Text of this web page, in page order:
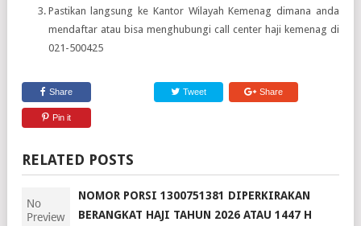
Pastikan langsung ke Kantor Wilayah Kemenag dimana anda
mendaftar atau bisa menghubungi call center haji kemenag di
021-500425
Share Tweet Share
Pin it
RELATED POSTS
NOMOR PORSI 1300751381 DIPERKIRAKAN
BERANGKAT HAJI TAHUN 2026 ATAU 1447 H